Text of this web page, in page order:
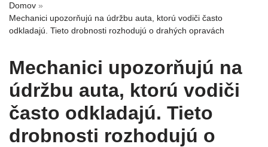
Domov »
Mechanici upozorňujú na údržbu auta, ktorú vodiči často
odkladajú. Tieto drobnosti rozhodujú o drahých opravách
Mechanici upozorňujú na
údržbu auta, ktorú vodiči
často odkladajú. Tieto
drobnosti rozhodujú o